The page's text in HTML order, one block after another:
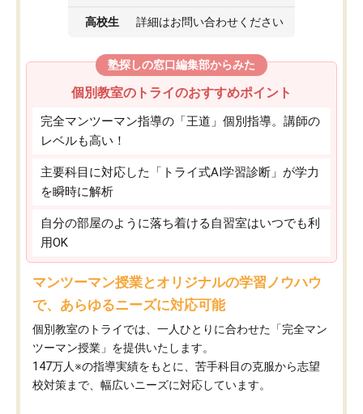
高校生 詳細はお問い合わせください
塾探しの窓口編集部からみた
個別教室のトライのおすすめポイント
完全マンツーマン指導の「王道」個別指導。講師の
レベルも高い！
主要科目に対応した「トライ式AI学習診断」が学力
を瞬時に解析
自分の部屋のように落ち着ける自習室はいつでも利
用OK
マンツーマン授業とオリジナルの学習ノウハウ
で、あらゆるニーズに対応可能
個別教室のトライでは、一人ひとりに合わせた「完全マン
ツーマン授業」を提供いたします。​
147万人※の指導実績をもとに、苦手科目の克服から志望
校対策まで、幅広いニーズに対応しています。​